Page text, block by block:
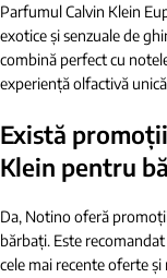
Parfumul Calvin Klein
exotice și senzuale de
combină perfect cu
experiență olfactivă
Există
Klein pentru
Da, Notino oferă
bărbați. Este
cele mai recente oferte și